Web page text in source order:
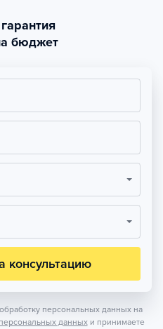
бюджет
консультацию
персональных данных на
данных и принимаете